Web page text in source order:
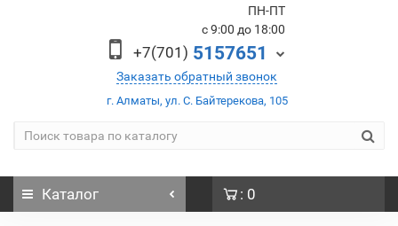
ПН-ПТ
с 9:00 до 18:00
+7(701) 5157651
Заказать обратный звонок
г. Алматы, ул. С. Байтерекова, 105
Каталог : 0